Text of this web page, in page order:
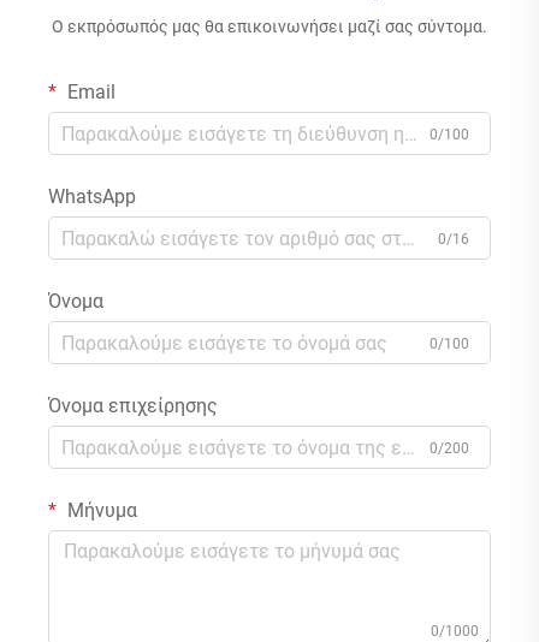
Ο εκπρόσωπός μας θα επικοινωνήσει μαζί σας σύντομα.
Email
0/100
WhatsApp
0/16
Όνομα
0/100
Όνομα επιχείρησης
0/200
Μήνυμα
0/1000